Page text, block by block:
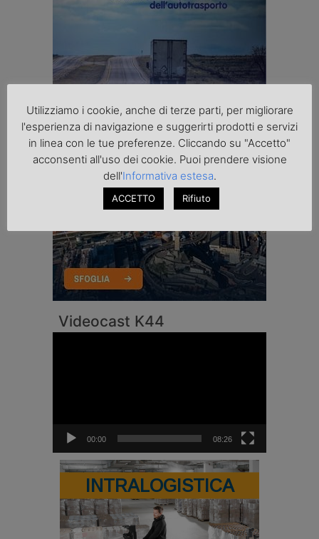
Videocast K44
00:00 08:26
INTRALOGISTICA
Utilizziamo i cookie, anche di terze parti, per migliorare
l'esperienza di navigazione e suggerirti prodotti e servizi
in linea con le tue preferenze. Cliccando su "Accetto"
acconsenti all'uso dei cookie. Puoi prendere visione
dell'Informativa estesa.
ACCETTO Rifiuto